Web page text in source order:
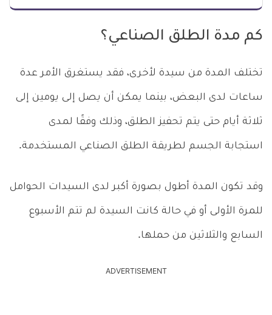
كم مدة الطلق الصناعي؟
تختلف المدة من سيدة لأخرى، فقد يستغرق الأمر عدة
ساعات لدى البعض، بينما يمكن أن يصل إلى يومين إلى
ثلاثة أيام حتى يتم تحفيز الطلق، وذلك وفقًا لمدى
استجابة الجسم لطريقة الطلق الصناعي المستخدمة.
وقد تكون المدة أطول بصورة أكبر لدى السيدات الحوامل
للمرة الأولى أو في حالة كانت السيدة لم تتم الأسبوع
السابع والثلاثين من حملها.
ADVERTISEMENT